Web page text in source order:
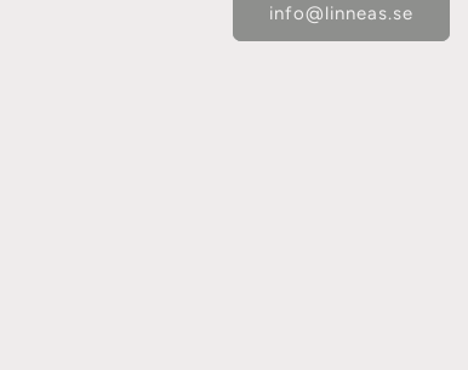
info@linneas.se